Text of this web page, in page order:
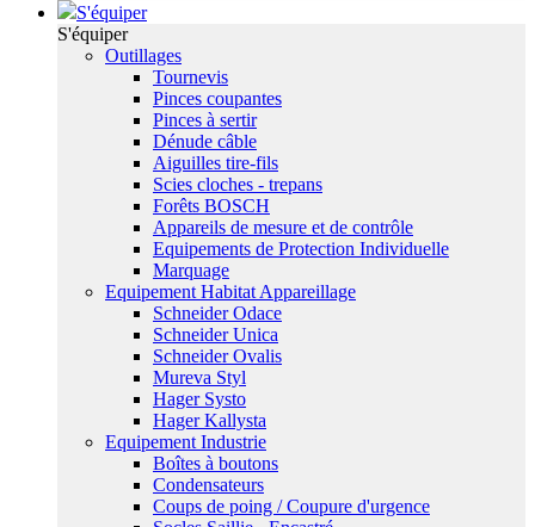
S'équiper
S'équiper
Outillages
Tournevis
Pinces coupantes
Pinces à sertir
Dénude câble
Aiguilles tire-fils
Scies cloches - trepans
Forêts BOSCH
Appareils de mesure et de contrôle
Equipements de Protection Individuelle
Marquage
Equipement Habitat Appareillage
Schneider Odace
Schneider Unica
Schneider Ovalis
Mureva Styl
Hager Systo
Hager Kallysta
Equipement Industrie
Boîtes à boutons
Condensateurs
Coups de poing / Coupure d'urgence